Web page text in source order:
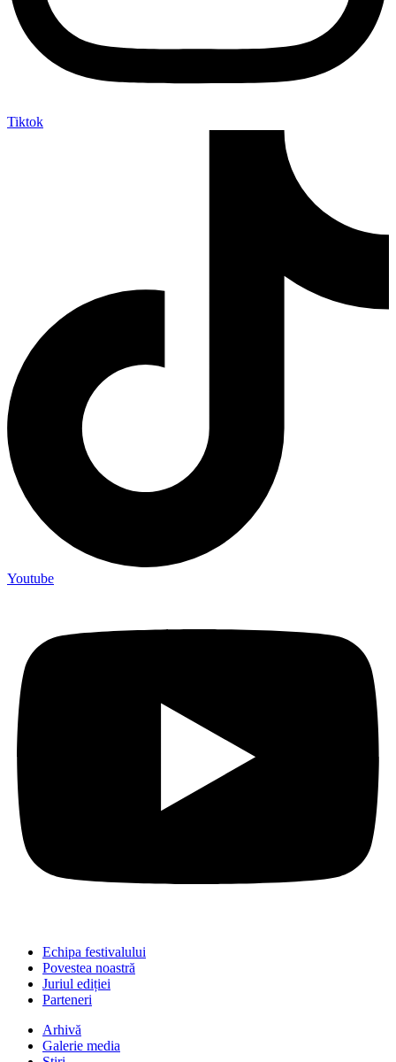
Tiktok
Youtube
Echipa festivalului
Povestea noastră
Juriul ediției
Parteneri
Arhivă
Galerie media